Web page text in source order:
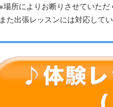
場所によりお断りさせていただ
また出張レッスンには対応して